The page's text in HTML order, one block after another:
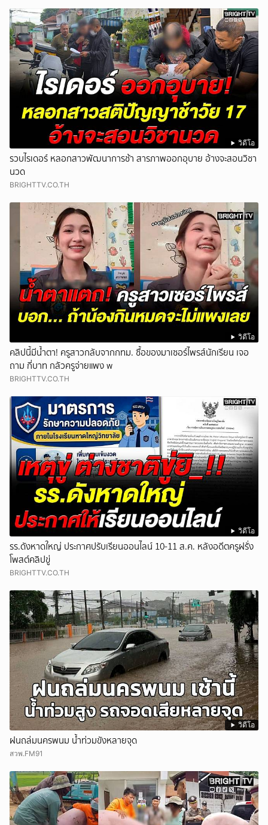
วิดีโอ
รวบไรเดอร์ หลอกสาวพัฒนาการช้า สารภาพออกอุบาย อ้างจะสอนวิชา
นวด
BRIGHTTV.CO.TH
วิดีโอ
คลิปนี้มีน้ำตา! ครูสาวกลับจากกทม. ซื้อของมาเซอร์ไพรส์นักเรียน เจอ
ถาม กี่บาท กลัวครูจ่ายแพง w
BRIGHTTV.CO.TH
วิดีโอ
รร.ดังหาดใหญ่ ประกาศปรับเรียนออนไลน์ 10-11 ส.ค. หลังอดีตครูฝรั่ง
โพสต์คลิปขู่
BRIGHTTV.CO.TH
วิดีโอ
ฝนถล่มนครพนม น้ำท่วมขังหลายจุด
สวพ.FM91